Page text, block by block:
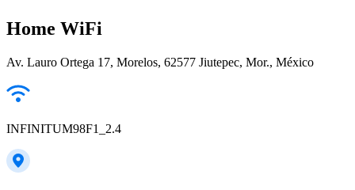
Home WiFi
Av. Lauro Ortega 17, Morelos, 62577 Jiutepec, Mor., México
INFINITUM98F1_2.4